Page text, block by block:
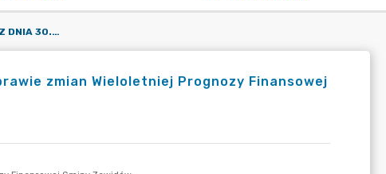
UCHWAŁA NR LXIX/296/2023 Z DNIA 30.03.2023 R. W SPRAWIE ZMIAN WIELOLETNIEJ PROGNOZY FINANSOWEJ GMINY ZAWIDÓW
zmian Wieloletniej Prognozy Finansowej